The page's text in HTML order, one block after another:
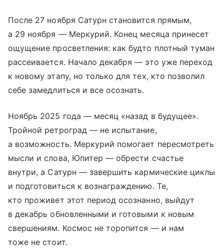
После 27 ноября Сатурн становится прямым,
а 29 ноября — Меркурий. Конец месяца принесет
ощущение просветления: как будто плотный туман
рассеивается. Начало декабря — это уже переход
к новому этапу, но только для тех, кто позволил
себе замедлиться и все осознать.
Ноябрь 2025 года — месяц «назад в будущее».
Тройной ретроград — не испытание,
а возможность. Меркурий помогает пересмотреть
мысли и слова, Юпитер — обрести счастье
внутри, а Сатурн — завершить кармические циклы
и подготовиться к вознаграждению. Те,
кто проживет этот период осознанно, выйдут
в декабрь обновленными и готовыми к новым
свершениям. Космос не торопится — и нам
тоже не стоит.